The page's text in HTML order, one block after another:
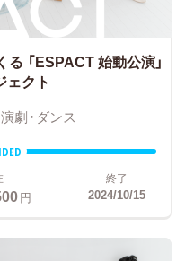
る 「ESPACT 始動公演」
ェクト
演劇・ダンス
円
終了
2024/10/15